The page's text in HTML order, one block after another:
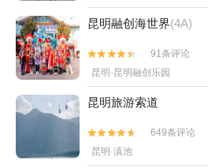
昆明融创海世界(4A)


91条评论
昆明·昆明融创乐园
昆明旅游索道


649条评论
昆明·滇池